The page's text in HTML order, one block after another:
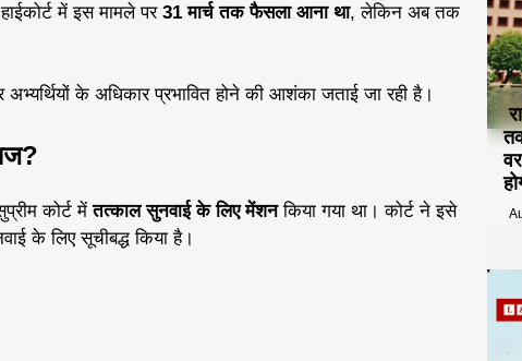
में इस मामले पर 31 मार्च तक फैसला आना था, लेकिन अब तक
के अधिकार प्रभावित होने की आशंका जताई जा रही है।
कोर्ट मेंतत्काल सुनवाई के लिए मेंशनकिया गया था। कोर्ट ने इसे
के लिए सूचीबद्ध किया है।